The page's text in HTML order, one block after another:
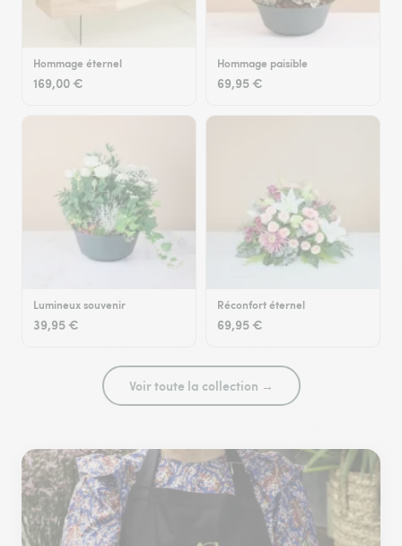
Hommage éternel
169,00 €
Hommage paisible
69,95 €
Lumineux souvenir
39,95 €
Réconfort éternel
69,95 €
Voir toute la collection →